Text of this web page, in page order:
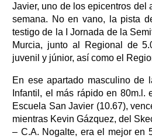
Javier, uno de los epicentros del
semana. No en vano, la pista
testigo de la I Jornada de la
Murcia, junto al Regional de
juvenil y júnior, así como el
En ese apartado masculino de
Infantil, el más rápido en
Escuela San Javier (10.67),
mientras Kevin Gázquez, del
– C.A. Nogalte, era el mejor en